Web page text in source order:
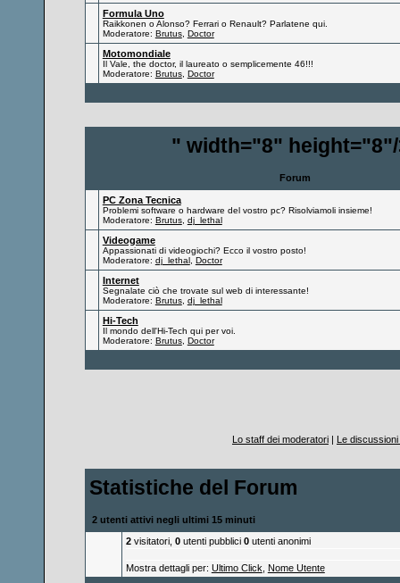
Formula Uno
Raikkonen o Alonso? Ferrari o Renault? Parlatene qui.
Moderatore: Brutus, Doctor
Motomondiale
Il Vale, the doctor, il laureato o semplicemente 46!!!
Moderatore: Brutus, Doctor
" width="8"
Forum
PC Zona Tecnica
Problemi software o hardware del vostro pc? Risolviamoli insieme!
Moderatore: Brutus, dj_lethal
Videogame
Appassionati di videogiochi? Ecco il vostro posto!
Moderatore: dj_lethal, Doctor
Internet
Segnalate ciò che trovate sul web di interessante!
Moderatore: Brutus, dj_lethal
Hi-Tech
Il mondo dell'Hi-Tech qui per voi.
Moderatore: Brutus, Doctor
Lo staff dei moderatori| Le discussioni
Statistiche del Forum
2 utenti attivi negli ultimi 15 minuti
2visitatori, 0utenti pubblici 0utenti anonimi
Mostra dettagli per: Ultimo Click
Nome Utente